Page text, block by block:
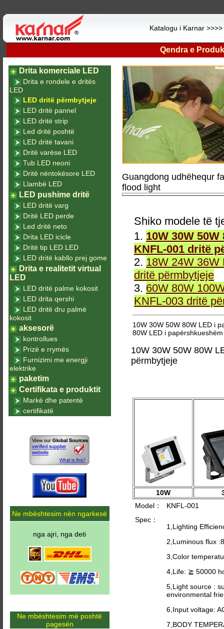
Katalogu i Karnar >>>>
Qendra e
Guangdong udhëhequr
flood light
Shiko modele të
1. 10W 30W
KNFL-001 dritë
2. 18W 24W 36W
dritë përmbytjeje
3. 60W 80W
KNFL-003 dritë
10W 30W 50W 80W LED i
80W LED i
10W 30W 50W 80W
përmbytjeje
10W
Model：
KNFL-001
Spec：
1,Lighting
2,Luminous flux
3,Color
4,Life: ≧ 50000
5,Light source :
environmental
6,Input voltage:
7,BODY
Drita komerciale LED
Drita e rondele e dritës
LED
LED dritë përmbytjeje
LED dritë pannel
LED dritë strip
Led dritë poshtë
LED dritë tavani
Dritë varëse LED
Tub LED neoni
Dritë nëntokësore LED
Llambë LED
LED pushime dritë
LED dritë varg
Dritë LED perde
Led dritë neto
Drita LED icicle
Dritë tip LED LED
LED dritë kabllo prej gome
Drita e realitetit virtual
LED
LED dritë palme kokosit
LED drita qershi
LED dritë dru palmë
kokosit
aksesorë
kontrollues
Prizë e rrymës
Furnizimi me energji
elektrike
paketim
Certifikata e produktit
Markë dhe patentë
certifikatë
Ne mbështesim nën ngarkesë
nga ajri, nga deti
Ne mbështesim më poshtë
pagesën